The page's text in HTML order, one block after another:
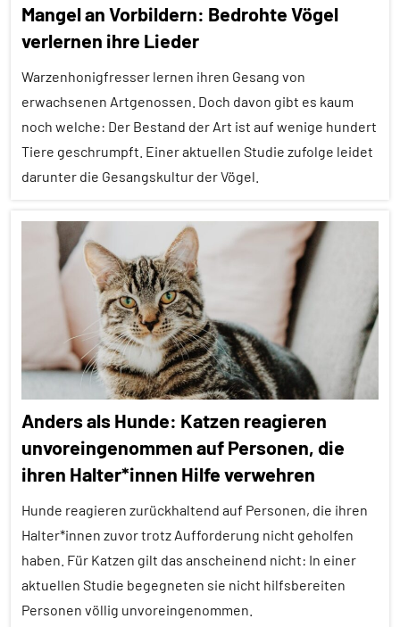
Artikel
Erfahrungen
Ernährung
Forschung
aktuell
Soziales
Lernen
Wirbeltiere
Mangel an Vorbildern: Bedrohte Vögel
verlernen ihre Lieder
Warzenhonigfresser lernen ihren Gesang von
erwachsenen Artgenossen. Doch davon gibt es kaum
noch welche: Der Bestand der Art ist auf wenige hundert
Tiere geschrumpft. Einer aktuellen Studie zufolge leidet
darunter die Gesangskultur der Vögel.
Artikel
Themen
Tiergruppen
Forschung
aktuell
Fortpflanzung
Kommunikation
Kognition
Anders als Hunde: Katzen reagieren
unvoreingenommen auf Personen, die
ihren Halter*innen Hilfe verwehren
Hunde reagieren zurückhaltend auf Personen, die ihren
Halter*innen zuvor trotz Aufforderung nicht geholfen
haben. Für Katzen gilt das anscheinend nicht: In einer
aktuellen Studie begegneten sie nicht hilfsbereiten
Personen völlig unvoreingenommen.